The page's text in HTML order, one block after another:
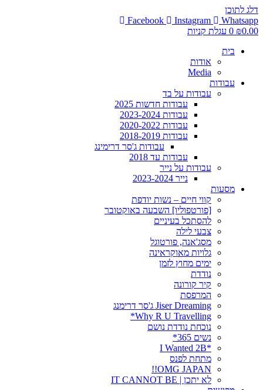
דלג לתוכן
Facebook
Instagram
Whatsapp
₪0.00
0 עגלת קניות
בית
אודות
Media
עבודות
עבודות על בד
עבודות חדשות 2025
עבודות 2023-2024
עבודות 2020-2022
עבודות 2018-2019
עבודות ג'סר דרימינג
עבודות עד 2018
עבודות על נייר
נייר 2023-2024
מסעות
קווי חיים – נשות יודפת
[פורטפוליו] השבעה באוקטובר
להסתכל בעיניים
צבעי לילה
מסג'אנה, פורטוגל
גלויות מאוקראינה
ימים מחוץ לזמן
נודדת
קיר קורונה
המרפסת
Jiser Dreaming ג'סר דרימנג
Why R U Travelling*
נוכחת נודדת נושם
נשים 365*
*I Wanted 2B
מתחת לפנס
OMG JAPAN!!
לא יתכן | IT CANNOT BE